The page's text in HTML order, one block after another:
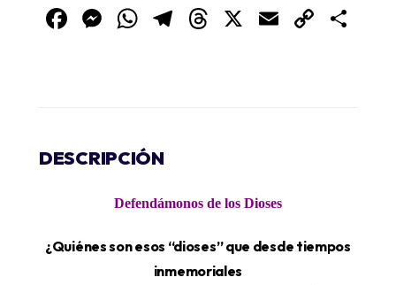
Facebook
Messenger
WhatsApp
Telegram
Threads
X EmailCopy
DESCRIPCIÓN
Defendámonos de los Dioses
¿Quiénes son esos “dioses” que desde tiempos
inmemoriales